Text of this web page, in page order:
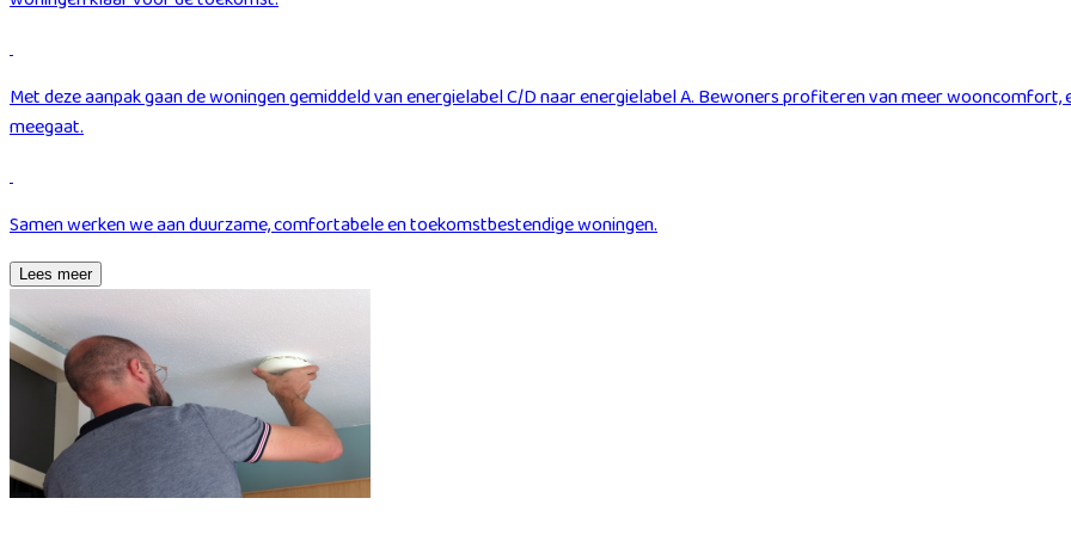
Met deze aanpak gaan de woningen gemiddeld van energielabel C/D naar energielabel A. Bewoners profiteren van meer
meegaat.
Samen werken we aan duurzame, comfortabele en toekomstbestendige woningen.
Lees meer